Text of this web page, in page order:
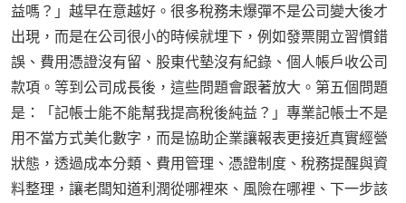
益嗎？」越早在意越好。很多稅務未爆彈不是公司變大後才
出現，而是在公司很小的時候就埋下，例如發票開立習慣錯
誤、費用憑證沒有留、股東代墊沒有紀錄、個人帳戶收公司
款項。等到公司成長後，這些問題會跟著放大。第五個問題
是：「記帳士能不能幫我提高稅後純益？」專業記帳士不是
用不當方式美化數字，而是協助企業讓報表更接近真實經營
狀態，透過成本分類、費用管理、憑證制度、稅務提醒與資
料整理，讓老闆知道利潤從哪裡來、風險在哪裡、下一步該